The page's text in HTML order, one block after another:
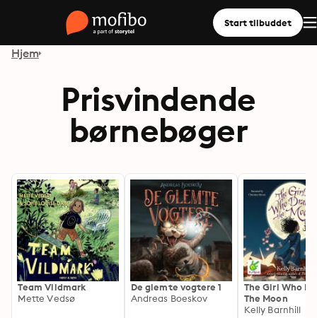
Start tilbuddet
Hjem
Prisvindende
børnebøger
Team Vildmark
Mette Vedsø
De glemte vogtere 1
Andreas Boeskov
The Girl Who
The Moon
Kelly Barnhill